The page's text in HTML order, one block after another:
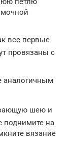
все первые
провязаны с
аналогичным
шею и
поднимите на
вязание